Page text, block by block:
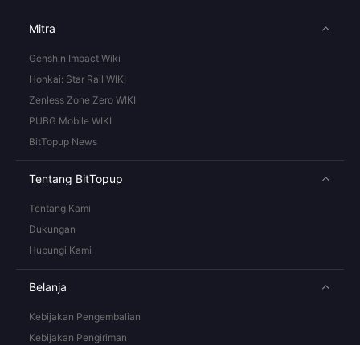
Mitra
Genshin Impact Wiki
Honkai: Star Rail WIKI
Zenless Zone Zero WIKI
PUBG Mobile WIKI
BitTopup News
Tentang BitTopup
Tentang Kami
Dukungan
Hubungi Kami
Belanja
Kebijakan Pengembalian
Kebijakan Pengiriman